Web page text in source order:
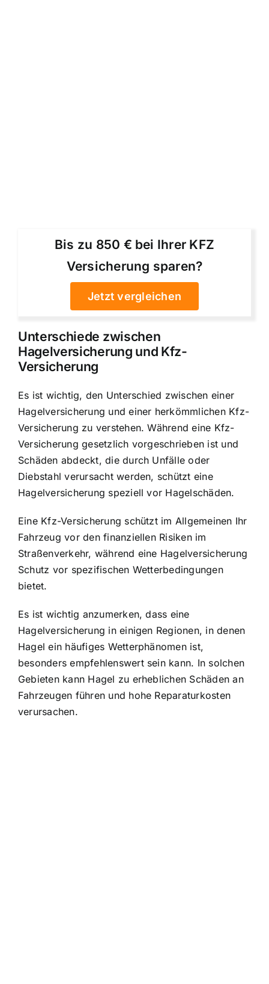
Bis zu 850 € bei Ihrer KFZ
Versicherung sparen?
Jetzt vergleichen
Unterschiede zwischen
Hagelversicherung und Kfz-
Versicherung
Es ist wichtig, den Unterschied zwischen einer
Hagelversicherung und einer herkömmlichen Kfz-
Versicherung zu verstehen. Während eine Kfz-
Versicherung gesetzlich vorgeschrieben ist und
Schäden abdeckt, die durch Unfälle oder
Diebstahl verursacht werden, schützt eine
Hagelversicherung speziell vor Hagelschäden.
Eine Kfz-Versicherung schützt im Allgemeinen Ihr
Fahrzeug vor den finanziellen Risiken im
Straßenverkehr, während eine Hagelversicherung
Schutz vor spezifischen Wetterbedingungen
bietet.
Es ist wichtig anzumerken, dass eine
Hagelversicherung in einigen Regionen, in denen
Hagel ein häufiges Wetterphänomen ist,
besonders empfehlenswert sein kann. In solchen
Gebieten kann Hagel zu erheblichen Schäden an
Fahrzeugen führen und hohe Reparaturkosten
verursachen.